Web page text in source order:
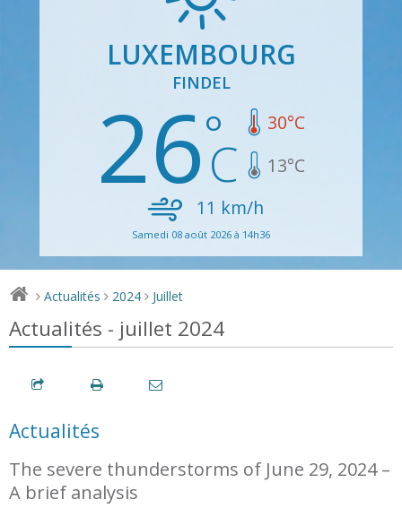
LUXEMBOURG
FINDEL
26 30°C
13°C
11 km/h
Samedi 08 août 2026 à 14h36
> Actualités > 2024 > Juillet
Actualités - juillet 2024
Actualités
The severe thunderstorms of June 29, 2024 –
A brief analysis